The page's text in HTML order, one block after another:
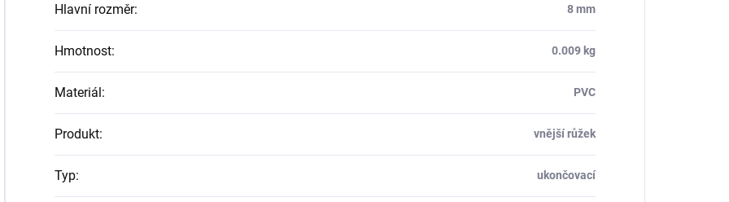
Hlavní rozměr: 8 mm
Hmotnost: 0.009 kg
Materiál: PVC
Produkt: vnější růžek
Typ: ukončovací